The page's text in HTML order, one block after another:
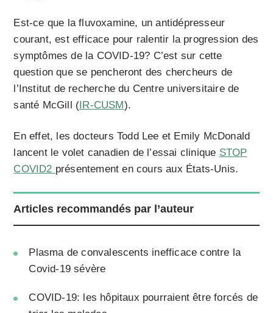
Est-ce que la fluvoxamine, un antidépresseur
courant, est efficace pour ralentir la progression des
symptômes de la COVID-19? C’est sur cette
question que se pencheront des chercheurs de
l’Institut de recherche du Centre universitaire de
santé McGill ( IR-CUSM).
En effet, les docteurs Todd Lee et Emily McDonald
lancent le volet canadien de l’essai clinique STOP
COVID2 présentement en cours aux États-Unis.
Articles recommandés par l’auteur
Plasma de convalescents inefficace contre la
Covid-19 sévère
COVID-19: les hôpitaux pourraient être forcés de